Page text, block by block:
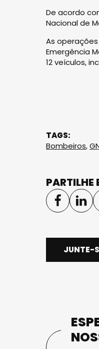
De acordo
Nacional de
As
Emergência
12 veículos,
TAGS:
Bombeiros,
PARTILHE
JUNTE-